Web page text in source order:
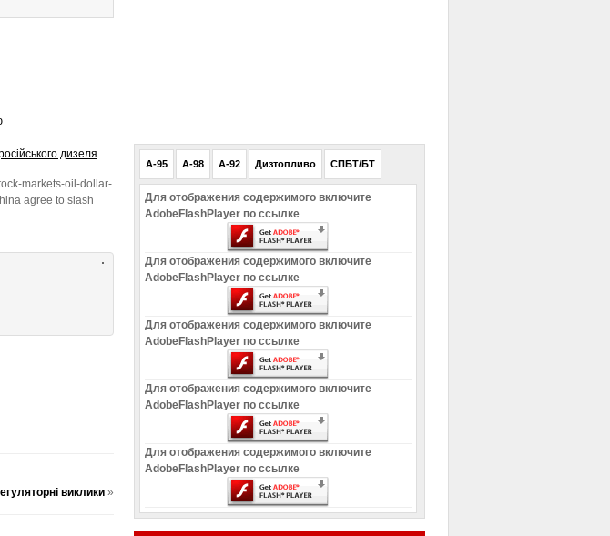
дизеля
markets-oil-dollar-
agree to slash
виклики»
A-95 A-98 A-92 Дизтопливо СПБТ/БТ
Для отображения содержимого включите
AdobeFlashPlayer по ссылке
Для отображения содержимого включите
AdobeFlashPlayer по ссылке
Для отображения содержимого включите
AdobeFlashPlayer по ссылке
Для отображения содержимого включите
AdobeFlashPlayer по ссылке
Для отображения содержимого включите
AdobeFlashPlayer по ссылке